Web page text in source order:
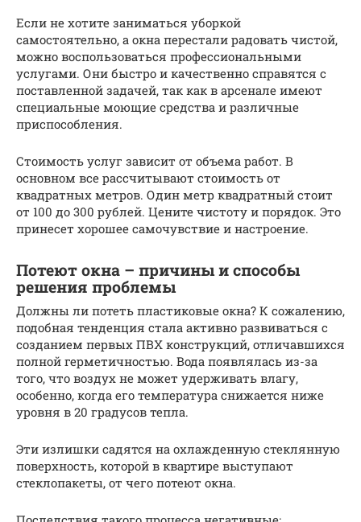
Если не хотите заниматься уборкой
самостоятельно, а окна перестали радовать чистой,
можно воспользоваться профессиональными
услугами. Они быстро и качественно справятся с
поставленной задачей, так как в арсенале имеют
специальные моющие средства и различные
приспособления.
Стоимость услуг зависит от объема работ. В
основном все рассчитывают стоимость от
квадратных метров. Один метр квадратный стоит
от 100 до 300 рублей. Цените чистоту и порядок. Это
принесет хорошее самочувствие и настроение.
Потеют окна – причины и способы
решения проблемы
Должны ли потеть пластиковые окна? К сожалению,
подобная тенденция стала активно развиваться с
созданием первых ПВХ конструкций, отличавшихся
полной герметичностью. Вода появлялась из-за
того, что воздух не может удерживать влагу,
особенно, когда его температура снижается ниже
уровня в 20 градусов тепла.
Эти излишки садятся на охлажденную стеклянную
поверхность, которой в квартире выступают
стеклопакеты, от чего потеют окна.